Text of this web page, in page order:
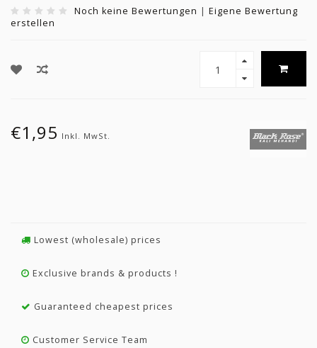
Noch keine Bewertungen | Eigene Bewertung
erstellen
€1,95 Inkl. MwSt.
Lowest (wholesale) prices
Exclusive brands & products !
Guaranteed cheapest prices
Customer Service Team